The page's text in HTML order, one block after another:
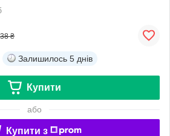
₴
Залишилось 5 днів
Купити
або
Купити з